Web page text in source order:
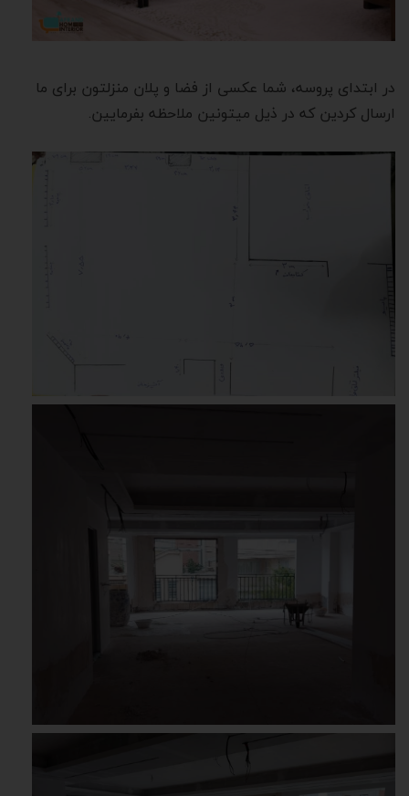
در ابتدای پروسه، شما عکسی از فضا و پلان منزلتون برای ما
ارسال کردین که در ذیل میتونین ملاحظه بفرمایین.